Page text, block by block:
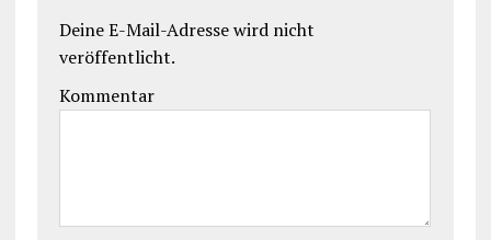
Deine E-Mail-Adresse wird nicht
veröffentlicht.
Kommentar